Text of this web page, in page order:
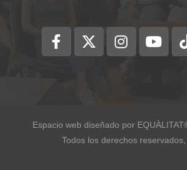
Espacio web diseñado por
Todos los derechos